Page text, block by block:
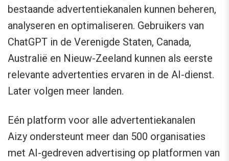
bestaande advertentiekanalen kunnen beheren,
analyseren en optimaliseren. Gebruikers van
ChatGPT in de Verenigde Staten, Canada,
Australië en Nieuw-Zeeland kunnen als eerste
relevante advertenties ervaren in de AI-dienst.
Later volgen meer landen.
Eén platform voor alle advertentiekanalen
Aizy ondersteunt meer dan 500 organisaties
met AI-gedreven advertising op platformen van